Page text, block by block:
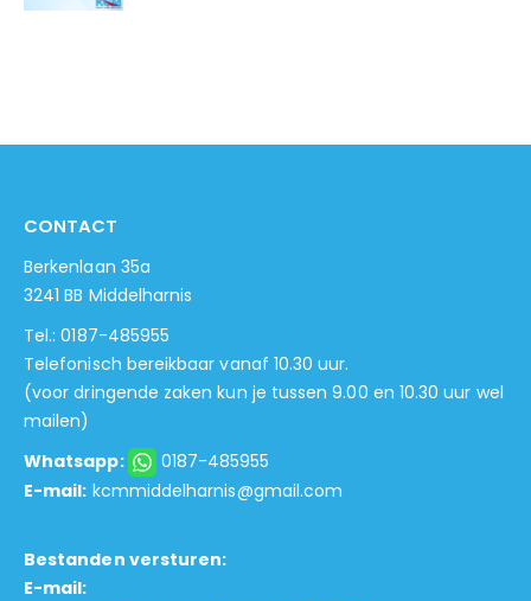
CONTACT
Berkenlaan 35a
3241 BB Middelharnis
Tel.: 0187-485955
Telefonisch bereikbaar vanaf 10.30 uur.
(voor dringende zaken kun je tussen 9.00 en 10.30 uur wel
mailen)
Whatsapp:
0187-485955
E-mail: kcmmiddelharnis@gmail.com
Bestanden versturen:
E-mail: